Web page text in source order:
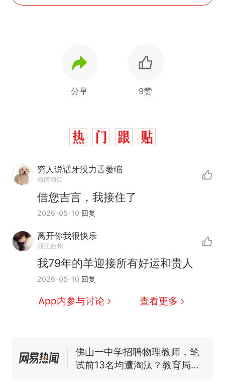
分享 9赞
穷人说话牙没力舌萎缩
海南海口
借您吉言，我接住了
2026-05-10 回复
离开你我很快乐
浙江台州
我79年的羊迎接所有好运和贵人
2026-05-10 回复
App内参与讨论 查看更多
热
十多万人报名的考试，成绩
全部作废，公平么？
新 搬家报价570元，搬到楼下
佛山一中学招聘物理教师，笔
试前13名均遭淘汰？教育局：